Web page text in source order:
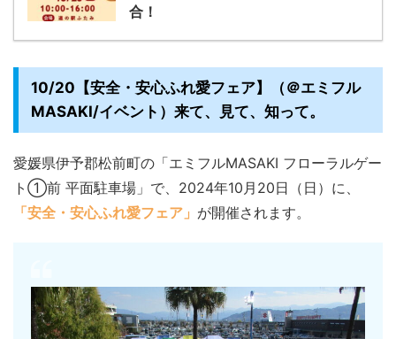
合！
10/20【安全・安心ふれ愛フェア】（＠エミフル
MASAKI/イベント）来て、見て、知って。
愛媛県伊予郡松前町の「エミフルMASAKI フローラルゲー
ト①前 平面駐車場」で、2024年10月20日（日）に、
「安全・安心ふれ愛フェア」 が開催されます。